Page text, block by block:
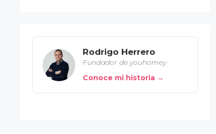
Rodrigo Herrero
Fundador de youhomey
Conoce mi historia →